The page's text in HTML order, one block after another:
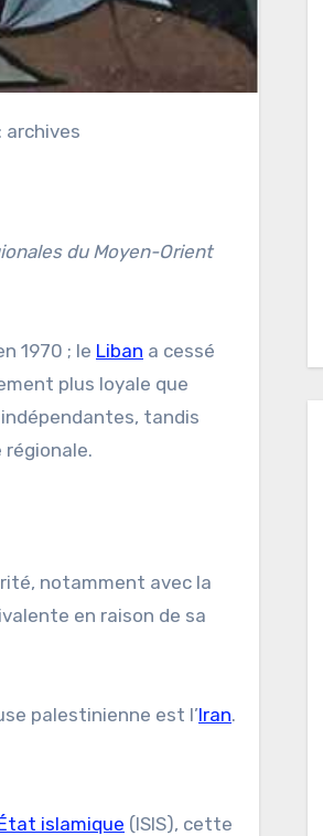
archives
du Moyen-Orient
1970 ; le Liban a cessé
plus loyale que
tandis
notamment avec la
en raison de sa
palestinienne est l’Iran.
islamique (ISIS), cette